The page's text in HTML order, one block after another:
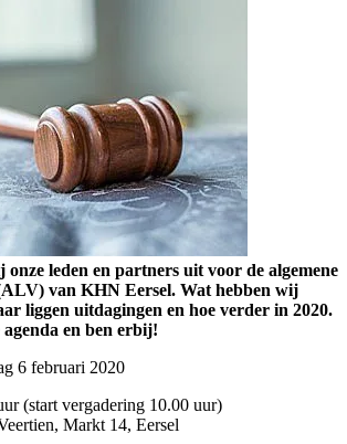
leden en partners uit voor de algemene
van KHN Eersel. Wat hebben wij
liggen uitdagingen en hoe verder in 2020.
en ben erbij!
6 februari 2020
(start vergadering 10.00 uur)
Markt 14, Eersel